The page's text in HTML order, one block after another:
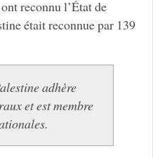
reconnu l’État de
était reconnue par 139
adhère
et est membre